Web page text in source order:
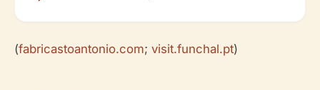
(fabricastoantonio.com; visit.funchal.pt)